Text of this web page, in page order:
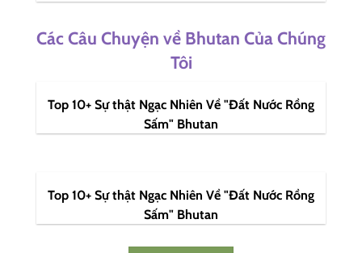
Các Câu Chuyện về Bhutan Của Chúng
Tôi
Top 10+ Sự thật Ngạc Nhiên Về "Đất Nước Rồng
Sấm" Bhutan
Top 10+ Sự thật Ngạc Nhiên Về "Đất Nước Rồng
Sấm" Bhutan